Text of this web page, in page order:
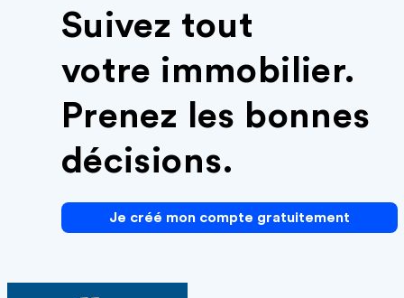
Suivez tout
votre immobilier.
Prenez les bonnes
décisions.
Je créé mon compte gratuitement